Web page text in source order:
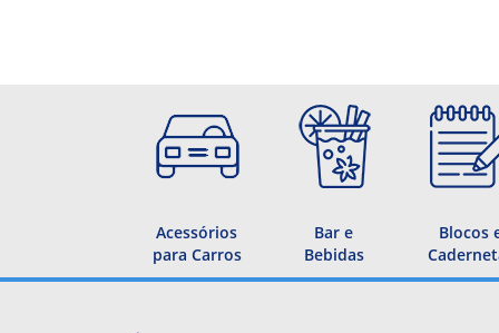
Acessórios
para Carros
Bar e
Bebidas
Blocos